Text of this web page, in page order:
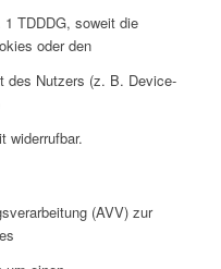
TDDDG, soweit die
oder den
des Nutzers (z. B. Device-
widerrufbar.
(AVV) zur